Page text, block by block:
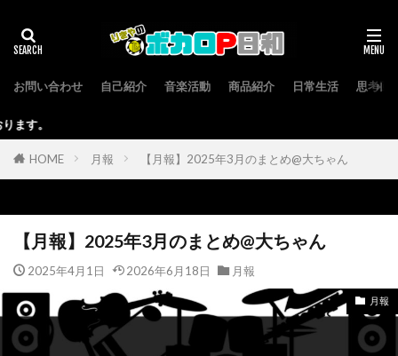
お問い合わせ 自己紹介 音楽活動 商品紹介 日常生活 思考回
HOME 月報 【月報】2025年3月のまとめ@大ちゃん
【月報】2025年3月のまとめ@大ちゃん
2025年4月1日 2026年6月18日 月報
月報